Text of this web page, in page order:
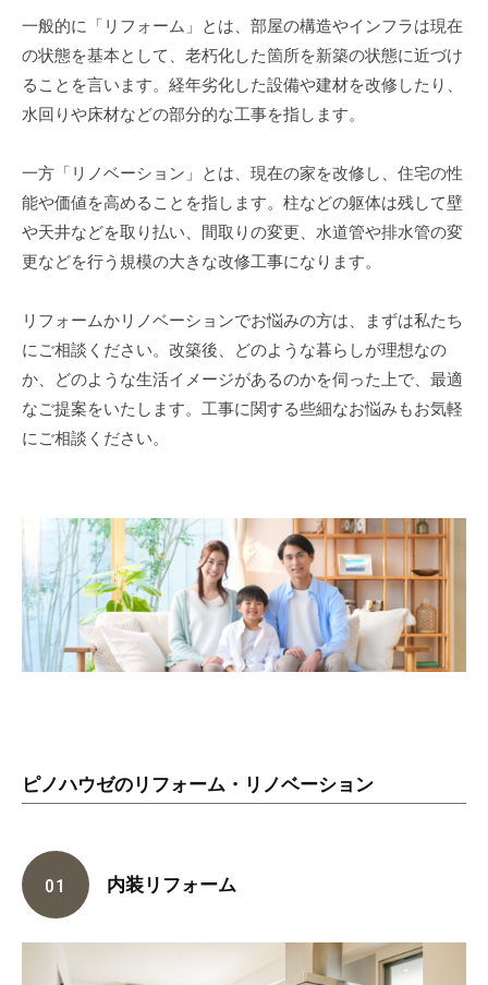
一般的に「リフォーム」とは、部屋の構造やインフラは現在
の状態を基本として、老朽化した箇所を新築の状態に近づけ
ることを言います。経年劣化した設備や建材を改修したり、
水回りや床材などの部分的な工事を指します。
一方「リノベーション」とは、現在の家を改修し、住宅の性
能や価値を高めることを指します。柱などの躯体は残して壁
や天井などを取り払い、間取りの変更、水道管や排水管の変
更などを行う規模の大きな改修工事になります。
リフォームかリノベーションでお悩みの方は、まずは私たち
にご相談ください。改築後、どのような暮らしが理想なの
か、どのような生活イメージがあるのかを伺った上で、最適
なご提案をいたします。工事に関する些細なお悩みもお気軽
にご相談ください。
ピノハウゼのリフォーム・リノベーション
01 内装リフォーム